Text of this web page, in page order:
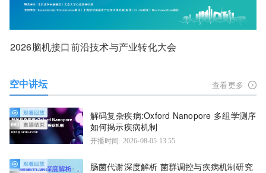
2026脑机接口前沿技术与产业转化大会
空中讲坛 查看更多
解码复杂疾病:Oxford Nanopore 多组学测序
如何揭示疾病机制
开播时间: 2026-08-05 13:55
肠菌代谢深度解析 菌群调控与疾病机制研究